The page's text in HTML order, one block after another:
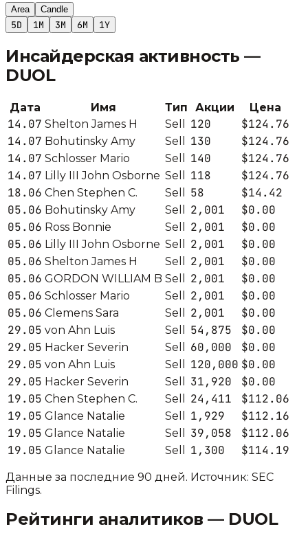
Area Candle
5D 1M 3M 6M 1Y
Инсайдерская активность —
DUOL
Дата Имя Тип Акции Цена
14.07 Shelton James H Sell 120
$124.76
14.07 Bohutinsky Amy Sell 130
$124.76
14.07 Schlosser Mario Sell 140
$124.76
14.07 Lilly III John Osborne Sell 118
$124.76
18.06 Chen Stephen C. Sell 58
$14.42
05.06 Bohutinsky Amy Sell 2,001
$0.00
05.06 Ross Bonnie Sell 2,001
$0.00
05.06 Lilly III John Osborne Sell 2,001
$0.00
05.06 Shelton James H Sell 2,001
$0.00
05.06 GORDON WILLIAM B Sell 2,001
$0.00
05.06 Schlosser Mario Sell 2,001
$0.00
05.06 Clemens Sara Sell 2,001
$0.00
29.05 von Ahn Luis Sell 54,875
$0.00
29.05 Hacker Severin Sell 60,000
$0.00
29.05 von Ahn Luis Sell 120,000 $0.00
29.05 Hacker Severin Sell 31,920
$0.00
19.05 Chen Stephen C. Sell 24,411
$112.06
19.05 Glance Natalie Sell 1,929
$112.16
19.05 Glance Natalie Sell 39,058
$112.06
19.05 Glance Natalie Sell 1,300 $114.19
Данные за последние 90 дней. Источник: SEC
Filings.
Рейтинги аналитиков — DUOL